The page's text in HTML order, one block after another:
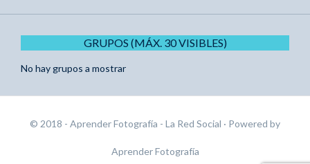
GRUPOS (MÁX. 30 VISIBLES)
No hay grupos a mostrar
© 2018 - Aprender Fotografía - La Red Social · Powered by
Aprender Fotografía